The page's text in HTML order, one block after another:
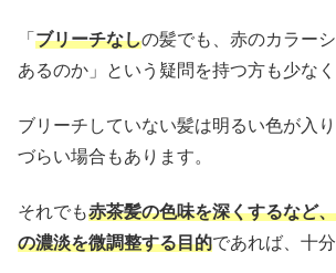
「 ブリーチなしの髪でも、赤のカラー
あるのか」という疑問を持つ方も少なく
ブリーチしていない髪は明るい色が入
づらい場合もあります。
それでも赤茶髪の色味を深くするなど
の濃淡を微調整する目的であれば、十